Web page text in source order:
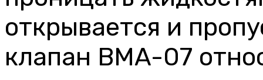
открывается и
клапан BMA-07